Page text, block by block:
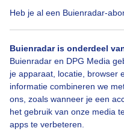
Heb je al een Buienradar-
Buienradar is onderdeel
Buienradar en DPG Media
je apparaat, locatie, browser
informatie combineren we
ons, zoals wanneer je een
het gebruik van onze media
apps te verbeteren.
Zon Wolken Dieren